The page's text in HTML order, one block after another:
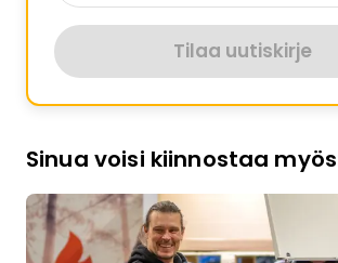
Tilaa uutiskirje
Sinua voisi kiinnostaa